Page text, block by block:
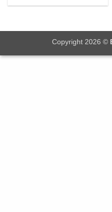
Copyright 2026 ©